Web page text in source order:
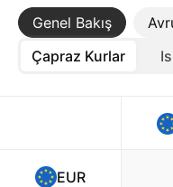
Genel Bakış
Çapraz Kurlar
EUR